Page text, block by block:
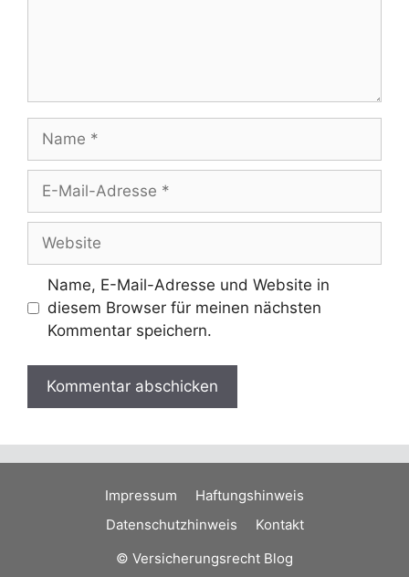
Mail-
Adresse
Name, E-Mail-Adresse und Website in
diesem Browser für meinen nächsten
Kommentar speichern.
Impressum
Haftungshinweis
Datenschutzhinweis
Kontakt
© Versicherungsrecht Blog